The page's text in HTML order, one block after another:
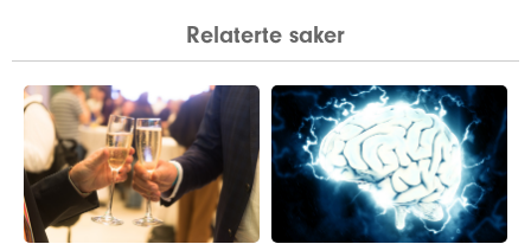
Relaterte saker